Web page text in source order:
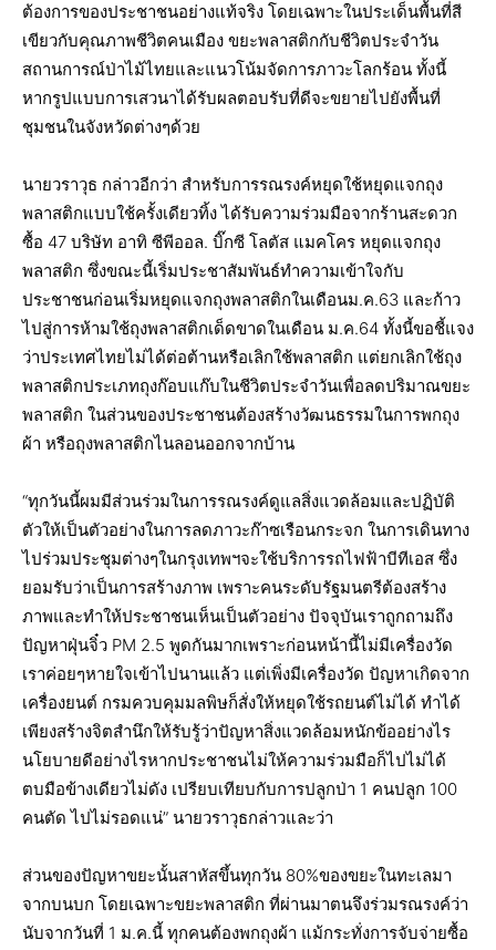
ต้องการของประชาชนอย่างแท้จริง โดยเฉพาะในประเด็นพื้นที่สี
เขียวกับคุณภาพชีวิตคนเมือง ขยะพลาสติกกับชีวิตประจำวัน
สถานการณ์ป่าไม้ไทยและแนวโน้มจัดการภาวะโลกร้อน ทั้งนี้
หากรูปแบบการเสวนาได้รับผลตอบรับที่ดีจะขยายไปยังพื้นที่
ชุมชนในจังหวัดต่างๆด้วย
นายวราวุธ กล่าวอีกว่า สำหรับการรณรงค์หยุดใช้หยุดแจกถุง
พลาสติกแบบใช้ครั้งเดียวทิ้ง ได้รับความร่วมมือจากร้านสะดวก
ซื้อ 47 บริษัท อาทิ ซีพีออล. บิ๊กซี โลตัส แมคโคร หยุดแจกถุง
พลาสติก ซึ่งขณะนี้เริ่มประชาสัมพันธ์ทำความเข้าใจกับ
ประชาชนก่อนเริ่มหยุดแจกถุงพลาสติกในเดือนม.ค.63 และก้าว
ไปสู่การห้ามใช้ถุงพลาสติกเด็ดขาดในเดือน ม.ค.64 ทั้งนี้ขอชี้แจง
ว่าประเทศไทยไม่ได้ต่อต้านหรือเลิกใช้พลาสติก แต่ยกเลิกใช้ถุง
พลาสติกประเภทถุงก๊อบแก๊บในชีวิตประจำวันเพื่อลดปริมาณขยะ
พลาสติก ในส่วนของประชาชนต้องสร้างวัฒนธรรมในการพกถุง
ผ้า หรือถุงพลาสติกไนลอนออกจากบ้าน
“ทุกวันนี้ผมมีส่วนร่วมในการรณรงค์ดูแลสิ่งแวดล้อมและปฏิบัติ
ตัวให้เป็นตัวอย่างในการลดภาวะก๊าซเรือนกระจก ในการเดินทาง
ไปร่วมประชุมต่างๆในกรุงเทพฯจะใช้บริการรถไฟฟ้าบีทีเอส ซึ่ง
ยอมรับว่าเป็นการสร้างภาพ เพราะคนระดับรัฐมนตรีต้องสร้าง
ภาพและทำให้ประชาชนเห็นเป็นตัวอย่าง ปัจจุบันเราถูกถามถึง
ปัญหาฝุ่นจิ๋ว PM 2.5 พูดกันมากเพราะก่อนหน้านี้ไม่มีเครื่องวัด
เราค่อยๆหายใจเข้าไปนานแล้ว แต่เพิ่งมีเครื่องวัด ปัญหาเกิดจาก
เครื่องยนต์ กรมควบคุมมลพิษก็สั่งให้หยุดใช้รถยนต์ไม่ได้ ทำได้
เพียงสร้างจิตสำนึกให้รับรู้ว่าปัญหาสิ่งแวดล้อมหนักข้ออย่างไร
นโยบายดีอย่างไรหากประชาชนไม่ให้ความร่วมมือก็ไปไม่ได้
ตบมือข้างเดียวไม่ดัง เปรียบเทียบกับการปลูกป่า 1 คนปลูก 100
คนตัด ไปไม่รอดแน่” นายวราวุธกล่าวและว่า
ส่วนของปัญหาขยะนั้นสาหัสขึ้นทุกวัน 80%ของขยะในทะเลมา
จากบนบก โดยเฉพาะขยะพลาสติก ที่ผ่านมาตนจึงร่วมรณรงค์ว่า
นับจากวันที่ 1 ม.ค.นี้ ทุกคนต้องพกถุงผ้า แม้กระทั่งการจับจ่ายซื้อ